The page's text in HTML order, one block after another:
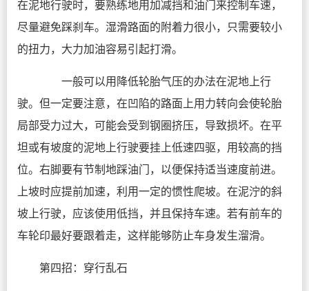
在泥地行驶时，要熟练地用加减挡和油门来控制车速，
尽量避免踩刹车。湿滑路面的附着力很小，只需要较小
的扭力，大力加油容易引起打滑。
一般可以用降低轮胎气压的办法在泥地上行
驶。但一定要注意，在凹陷的路面上用力转向会使轮胎
局部受力过大，可能会受到钢圈挤压，导致损坏。在平
坦或有坡度的泥地上行驶要挂上低速四驱，用较高的挡
位。右脚要有节制地踩油门，以便保持适当速度前进。
上坡时应提前加速，利用一定的惯性爬坡。在泥泞的斜
坡上行驶，应该使用低挡，并且保持车速。若有前车的
车轮印最好要跟着走，这样能够防止车身发生溜滑。
第四招：穿行乱石